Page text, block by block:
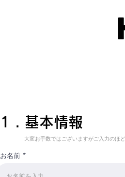
​1 . 基本情報
大変お手数ではございますがご入力のほ
お名前